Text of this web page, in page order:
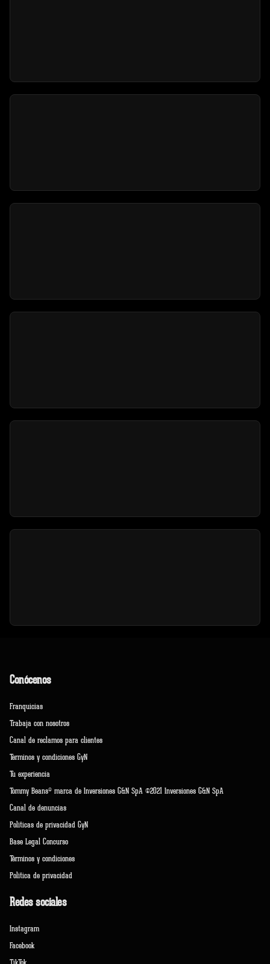
Conócenos
Franquicias
Trabaja con nosotros
Canal de reclamos para clientes
Terminos y condiciones GyN
Tu experiencia
Tommy Beans® marca de Inversiones G&N SpA ©2021 Inversiones G&N SpA
Canal de denuncias
Políticas de privacidad GyN
Base Legal Concurso
Términos y condiciones
Política de privacidad
Redes sociales
Instagram
Facebook